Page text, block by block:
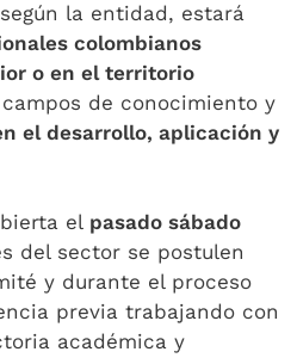
la entidad, estará
colombianos
o en el territorio
de conocimiento y
el desarrollo, aplicación y
el pasado sábado
del sector se postulen
y durante el proceso
previa trabajando con
académica y